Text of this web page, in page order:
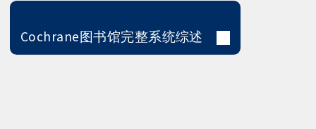
Cochrane图书馆完整系统综述